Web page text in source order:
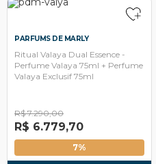
PARFUMS DE MARLY
Ritual Valaya Dual Essence -
Perfume Valaya 75ml + Perfume
Valaya Exclusif 75ml
R$ 7.290,00
R$ 6.779,70
7%